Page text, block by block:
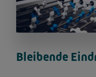
Bleibende